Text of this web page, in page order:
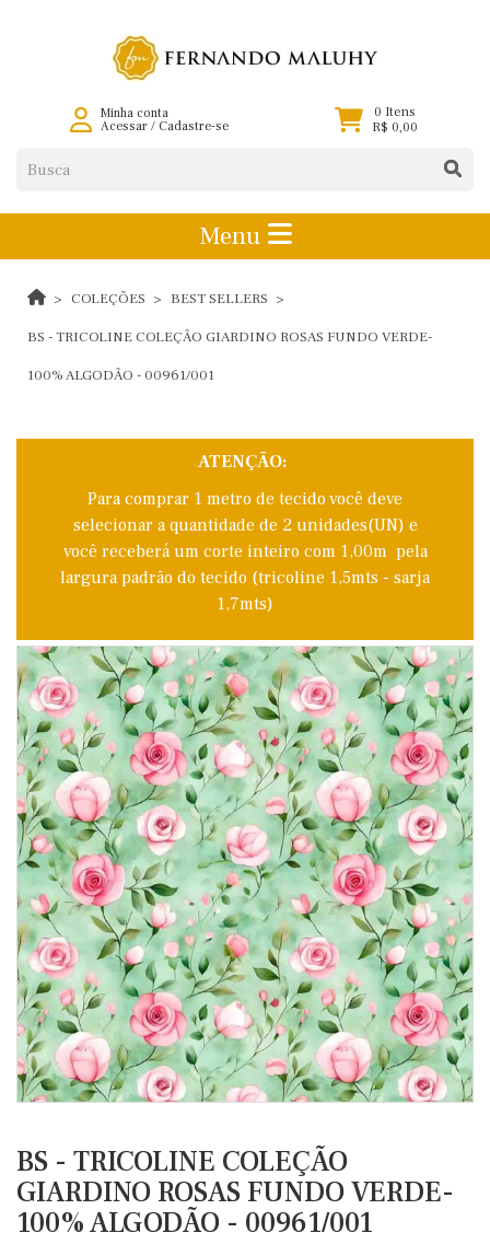
Minha conta
Acessar/ Cadastre-se
0 Itens
R$ 0,00
Menu
COLEÇÕES BEST SELLERS
BS - TRICOLINE COLEÇÃO GIARDINO ROSAS FUNDO VERDE-
100% ALGODÃO - 00961/001
ATENÇÃO:
Para comprar 1 metro de tecido você deve
selecionar a quantidade de 2 unidades(UN) e
você receberá um corte inteiro com 1,00m pela
largura padrão do tecido (tricoline 1,5mts - sarja
1,7mts)
BS - TRICOLINE COLEÇÃO
GIARDINO ROSAS FUNDO VERDE-
100% ALGODÃO - 00961/001